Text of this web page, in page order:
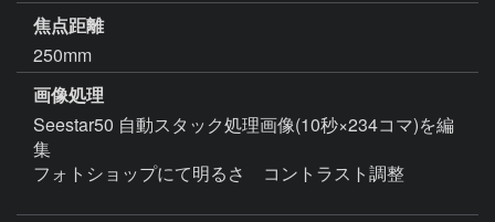
焦点距離
250mm
画像処理
Seestar50 自動スタック処理画像(10秒×234コマ)を編
集
フォトショップにて明るさ　コントラスト調整